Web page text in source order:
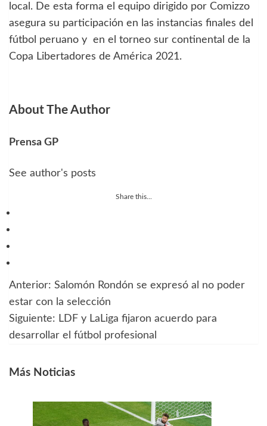
local. De esta forma el equipo dirigido por Comizzo
asegura su participación en las instancias finales del
fútbol peruano y en el torneo sur continental de la
Copa Libertadores de América 2021.
About The Author
Prensa GP
See author's posts
Share this...
Navegación
de
entradas
Anterior: Salomón Rondón se expresó al no poder
estar con la selección
Siguiente: LDF y LaLiga fijaron acuerdo para
desarrollar el fútbol profesional
Más Noticias